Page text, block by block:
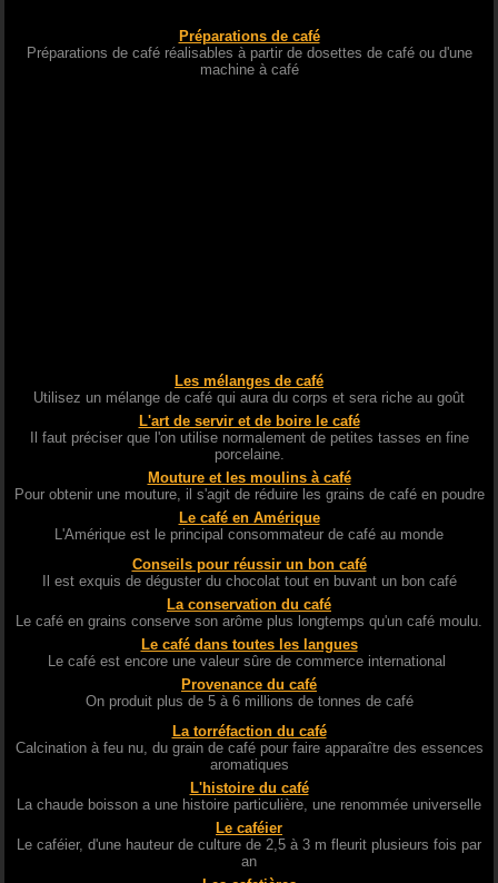
Préparations de café
Préparations de café réalisables à partir de dosettes de café ou d'une
machine à café
Les mélanges de café
Utilisez un mélange de café qui aura du corps et sera riche au goût
L'art de servir et de boire le café
Il faut préciser que l'on utilise normalement de petites tasses en fine
porcelaine.
Mouture et les moulins à café
Pour obtenir une mouture, il s'agit de réduire les grains de café en poudre
Le café en Amérique
L'Amérique est le principal consommateur de café au monde
Conseils pour réussir un bon café
Il est exquis de déguster du chocolat tout en buvant un bon café
La conservation du café
Le café en grains conserve son arôme plus longtemps qu'un café moulu.
Le café dans toutes les langues
Le café est encore une valeur sûre de commerce international
Provenance du café
On produit plus de 5 à 6 millions de tonnes de café
La torréfaction du café
Calcination à feu nu, du grain de café pour faire apparaître des essences
aromatiques
L'histoire du café
La chaude boisson a une histoire particulière, une renommée universelle
Le caféier
Le caféier, d'une hauteur de culture de 2,5 à 3 m fleurit plusieurs fois par
an